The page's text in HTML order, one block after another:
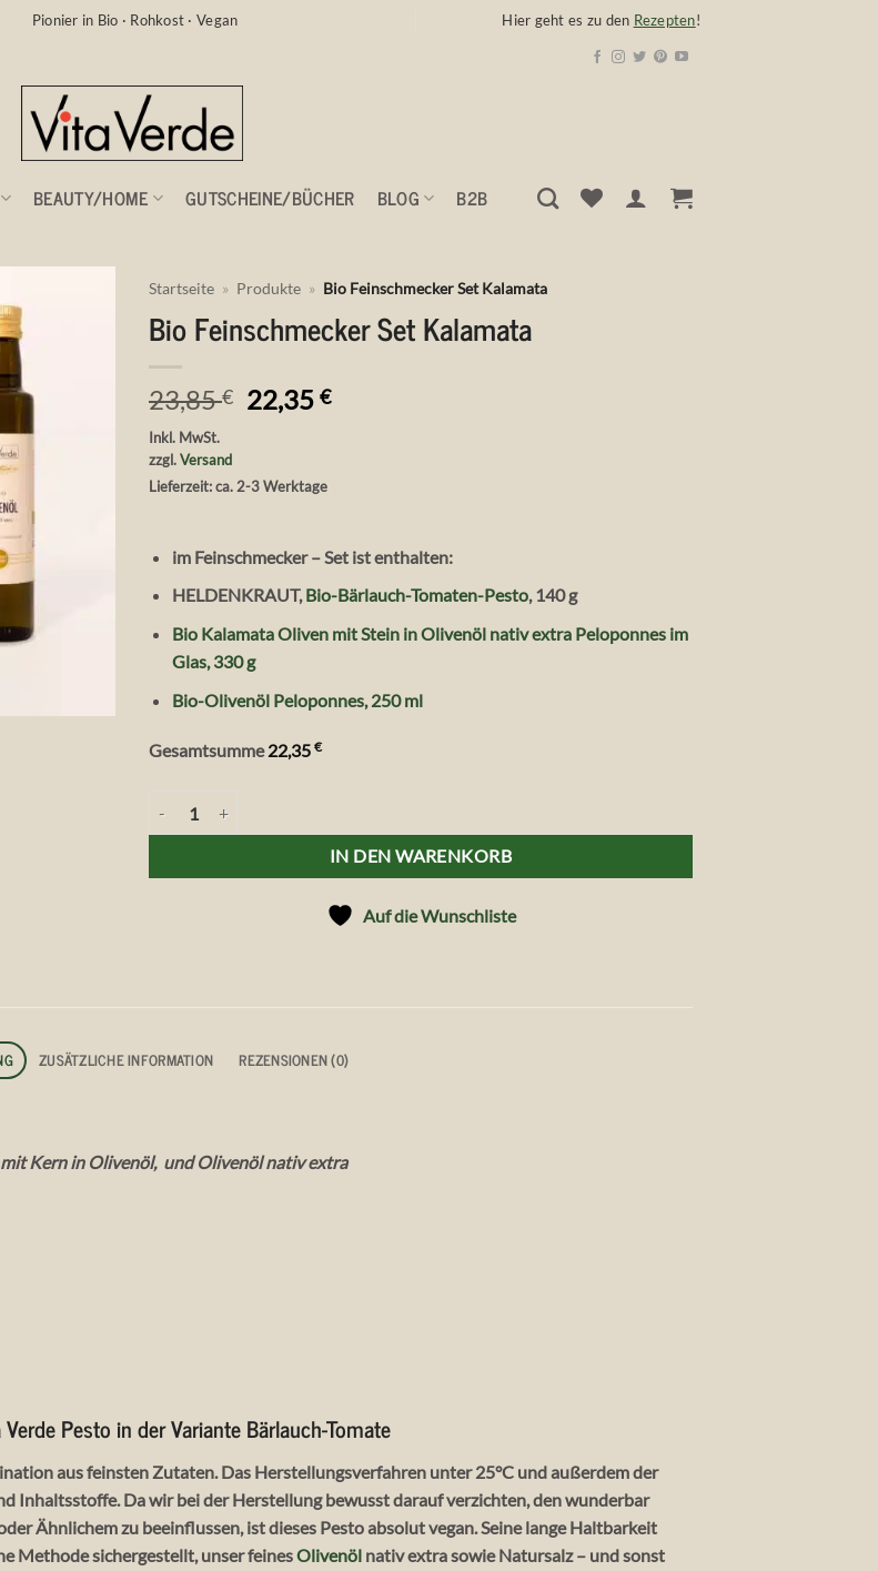
Pionier in Bio · Rohkost · Vegan Hier geht es zu den Rezepten!
BEAUTY/HOME GUTSCHEINE/BÜCHER BLOG B2B
Wunschliste
Startseite » Produkte » Bio Feinschmecker Set Kalamata
Bio Feinschmecker Set Kalamata
23,85€ Ursprünglicher
Preis
23,85 €
22,35€Aktueller
Inkl. MwSt.
zzgl.Versand
Lieferzeit: ca. 2-3 Werktage
im Feinschmecker – Set ist enthalten:
HELDENKRAUT,Bio-Bärlauch-Tomaten-Pesto, 140 g
Bio Kalamata Oliven mit Stein in Olivenöl nativ extra Peloponnes im
Glas, 330 g
Bio-Olivenöl Peloponnes, 250 ml
Gesamtsumme 22,35 €
IN DEN WARENKORB
Auf die Wunschliste
ZUSÄTZLICHE INFORMATION REZENSIONEN (0)
Kern in Olivenöl, und Olivenöl nativ extra
Pesto in der Variante Bärlauch-Tomate
aus feinsten Zutaten. Das Herstellungsverfahren unter 25°C und außerdem der
Inhaltsstoffe. Da wir bei der Herstellung bewusst darauf verzichten, den wunderbar
Ähnlichem zu beeinflussen, ist dieses Pesto absolut vegan. Seine lange Haltbarkeit
Methode sichergestellt, unser feinesOlivenöl nativ extra sowie Natursalz – und sonst